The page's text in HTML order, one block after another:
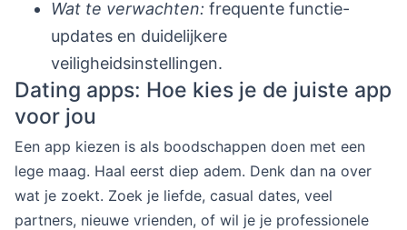
Wat te verwachten: frequente functie-
updates en duidelijkere
veiligheidsinstellingen.
Dating apps: Hoe kies je de juiste app
voor jou
Een app kiezen is als boodschappen doen met een
lege maag. Haal eerst diep adem. Denk dan na over
wat je zoekt. Zoek je liefde, casual dates, veel
partners, nieuwe vrienden, of wil je je professionele